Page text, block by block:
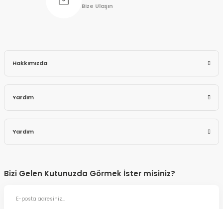
Bize Ulaşın
Hakkımızda
Yardım
Yardım
Bizi Gelen Kutunuzda Görmek İster misiniz?